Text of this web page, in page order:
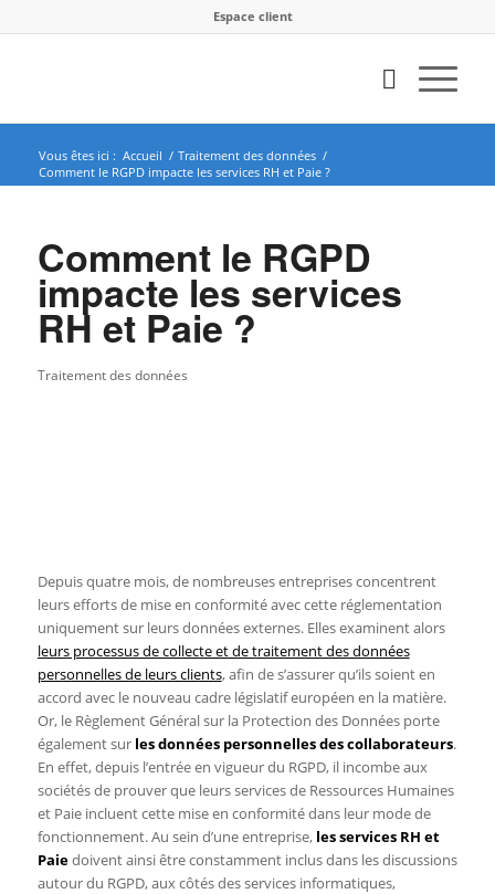
Espace client
Vous êtes ici : Accueil / Traitement des données /
Comment le RGPD impacte les services RH et Paie ?
Comment le RGPD
impacte les services
RH et Paie ?
Traitement des données
Depuis quatre mois, de nombreuses entreprises concentrent
leurs efforts de mise en conformité avec cette réglementation
uniquement sur leurs données externes. Elles examinent alors
leurs processus de collecte et de traitement des données
personnelles de leurs clients, afin de s’assurer qu’ils soient en
accord avec le nouveau cadre législatif européen en la matière.
Or, le Règlement Général sur la Protection des Données porte
également surles données personnelles des collaborateurs.
En effet, depuis l’entrée en vigueur du RGPD, il incombe aux
sociétés de prouver que leurs services de Ressources Humaines
et Paie incluent cette mise en conformité dans leur mode de
fonctionnement. Au sein d’une entreprise,les services RH et
Paiedoivent ainsi être constamment inclus dans les discussions
autour du RGPD, aux côtés des services informatiques,